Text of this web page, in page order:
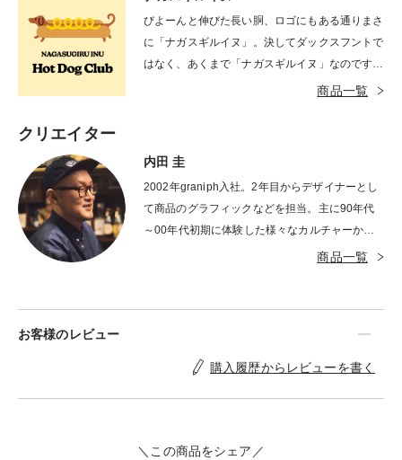
びよーんと伸びた長い胴、ロゴにもある通りまさ
に「ナガスギルイヌ」。決してダックスフントで
はなく、あくまで「ナガスギルイヌ」なのです。
ユニークなコンセプト、思わず和んでしまう癒や
商品一覧
クリエイター
内田 圭
2002年graniph入社。2年目からデザイナーとし
て商品のグラフィックなどを担当。主に90年代
～00年代初期に体験した様々なカルチャーから
多大な影響を受ける。時代・流行の変化にアンテ
象に残る / 思わず写真に撮りたくなるデザインを
心がけている。近年の代表作として「ナガスギル
「ウィークエンドドライブ」「アイアムヒア」等
ショッピング / Perfume / ガジェット
商品一覧
お客様のレビュー
購入履歴からレビューを書く
＼この商品をシェア／